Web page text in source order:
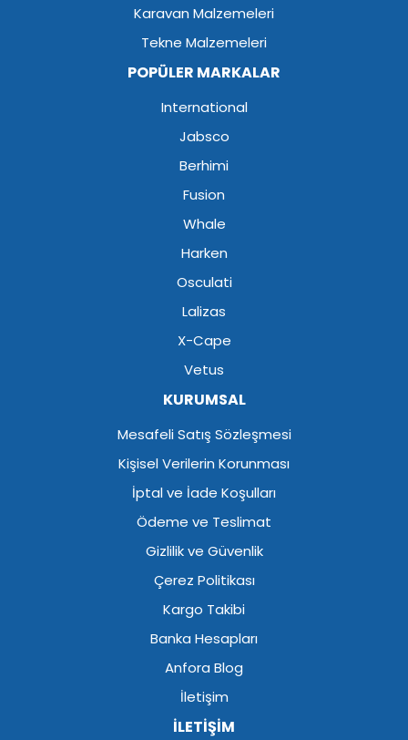
Karavan Malzemeleri
Tekne Malzemeleri
POPÜLER MARKALAR
International
Jabsco
Berhimi
Fusion
Whale
Harken
Osculati
Lalizas
X-Cape
Vetus
KURUMSAL
Mesafeli Satış Sözleşmesi
Kişisel Verilerin Korunması
İptal ve İade Koşulları
Ödeme ve Teslimat
Gizlilik ve Güvenlik
Çerez Politikası
Kargo Takibi
Banka Hesapları
Anfora Blog
İletişim
İLETİŞİM